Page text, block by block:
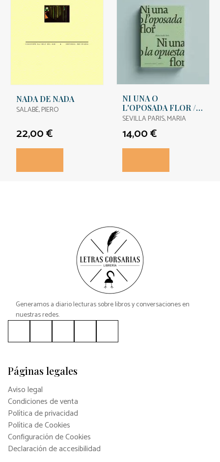
NADA DE NADA
SALABÈ, PIERO
22,00 €
NI UNA O
L'OPOSADA FLOR /
NI UNA NI LA
SEVILLA PARIS, MARIA
14,00 €
Generamos a diario lecturas sobre libros y conversaciones en
nuestras redes.
Páginas legales
Aviso legal
Condiciones de venta
Política de privacidad
Política de Cookies
Configuración de Cookies
Declaración de accesibilidad